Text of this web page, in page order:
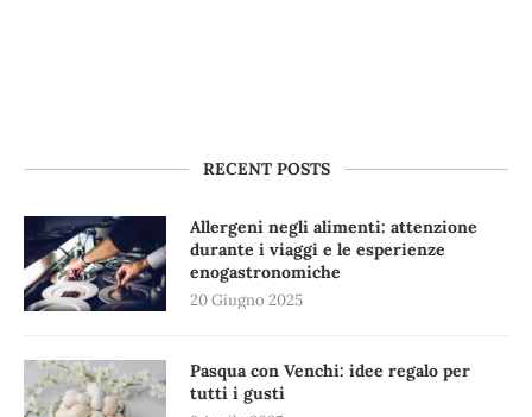
RECENT POSTS
Allergeni negli alimenti: attenzione
durante i viaggi e le esperienze
enogastronomiche
20 Giugno 2025
Pasqua con Venchi: idee regalo per
tutti i gusti